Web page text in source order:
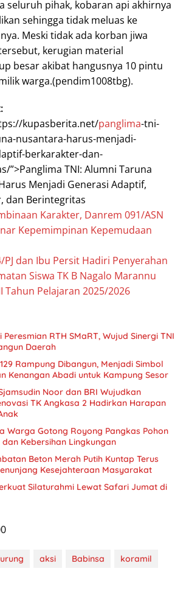
seluruh pihak, kobaran api akhirnya
sehingga tidak meluas ke
Meski tidak ada korban jiwa
kerugian material
besar akibat hangusnya 10 pintu
warga.(pendim1008tbg).
kupasberita.net/panglima-tni-
nusantara-harus-menjadi-
berkarakter-dan-
”>Panglima TNI: Alumni Taruna
Menjadi Generasi Adaptif,
dan Berintegritas
Karakter, Danrem 091/ASN
Kepemimpinan Kepemudaan
PJ dan Ibu Persit Hadiri Penyerahan
Siswa TK B Nagalo Marannu
Tahun Pelajaran 2025/2026
RTH SMaRT, Wujud Sinergi TNI
Daerah
Rampung Dibangun, Menjadi Simbol
Kenangan Abadi untuk Kampung Sesor
Noor dan BRI Wujudkan
TK Angkasa 2 Hadirkan Harapan
Warga Gotong Royong Pangkas Pohon
Kebersihan Lingkungan
Beton Merah Putih Kuntap Terus
Kesejahteraan Masyarakat
Silaturahmi Lewat Safari Jumat di
aksi Babinsa
koramil